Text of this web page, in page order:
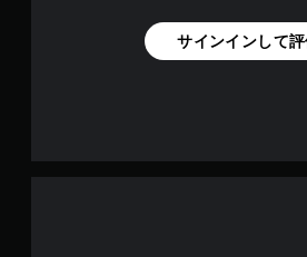
サインインして